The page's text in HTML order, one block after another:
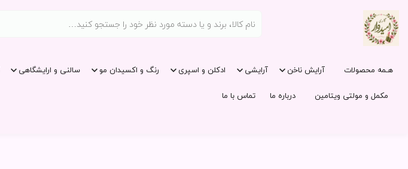
هـمه محصولات آرایش ناخن آرایشی ادکلن و اسپری رنگ و اکسیدان مو سالنی و ارایشگاهی
مکمل و مولتی ویتامین
درباره ما تماس با ما